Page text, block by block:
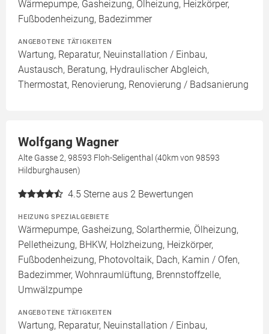
Wärmepumpe, Gasheizung, Ölheizung, Heizkörper,
Fußbodenheizung, Badezimmer
ANGEBOTENE TÄTIGKEITEN
Wartung, Reparatur, Neuinstallation / Einbau,
Austausch, Beratung, Hydraulischer Abgleich,
Thermostat, Renovierung, Renovierung / Badsanierung
Wolfgang Wagner
Alte Gasse 2, 98593 Floh-Seligenthal (40km von 98593
Hildburghausen)
4.5 Sterne aus 2 Bewertungen
HEIZUNG SPEZIALGEBIETE
Wärmepumpe, Gasheizung, Solarthermie, Ölheizung,
Pelletheizung, BHKW, Holzheizung, Heizkörper,
Fußbodenheizung, Photovoltaik, Dach, Kamin / Ofen,
Badezimmer, Wohnraumlüftung, Brennstoffzelle,
Umwälzpumpe
ANGEBOTENE TÄTIGKEITEN
Wartung, Reparatur, Neuinstallation / Einbau,